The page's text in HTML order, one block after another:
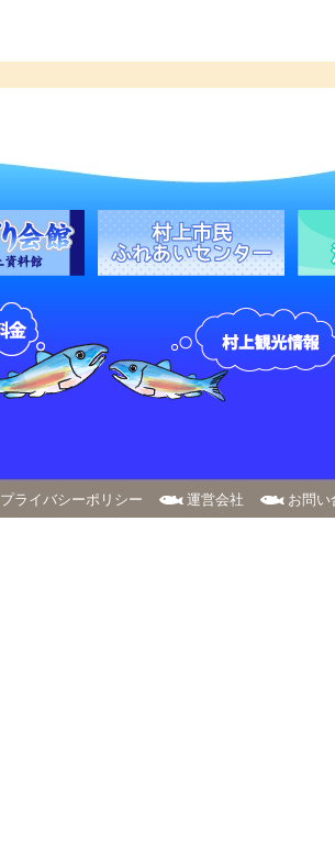
プライバシーポリシー 運営会社 お問い